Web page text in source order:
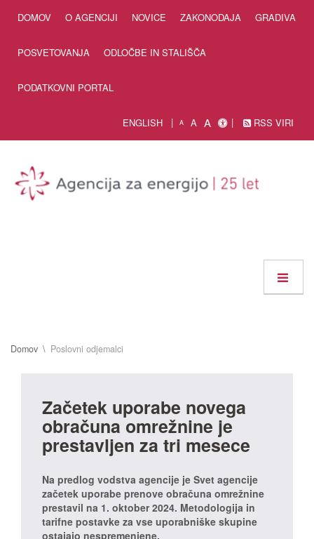
DOMOV O AGENCIJI NOVICE ZAKONODAJA GRADIVA
POSVETOVANJA ODLOČBE IN STALIŠČA
PODATKOVNI PORTAL
ENGLISH A A A RSS VIRI
Domov Poslovni odjemalci
Začetek uporabe novega
obračuna omrežnine je
prestavljen za tri mesece
Na predlog vodstva agencije je Svet agencije
začetek uporabe prenove obračuna omrežnine
prestavil na 1. oktober 2024. Metodologija in
tarifne postavke za vse uporabniške skupine
ostajajo nespremenjene.